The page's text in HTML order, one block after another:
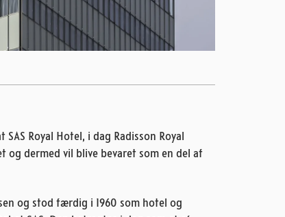
Royal Hotel, i dag Radisson Royal
og dermed vil blive bevaret som en del af
og stod færdig i 1960 som hotel og